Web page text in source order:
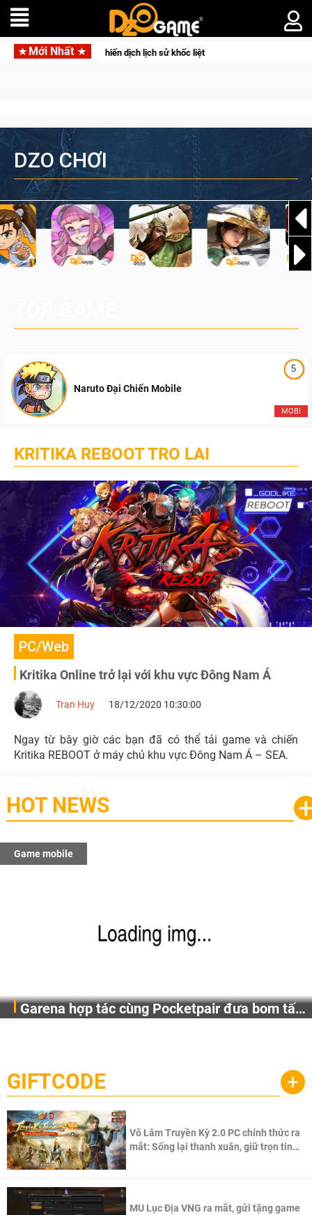
Mới Nhất
bạn vào các chiến dịch lịch sử khốc liệt
DZO CHƠI
5
MOBI
Naruto Đại Chiến Mobile
KRITIKA REBOOT TRO LAI
PC/Web
Kritika Online trở lại với khu vực Đông Nam Á
Tran Huy 18/12/2020 10:30:00
Ngay từ bây giờ các bạn đã có thể tải game và chiến
Kritika REBOOT ở máy chủ khu vực Đông Nam Á – SEA.
HOT NEWS
Game mobile
Garena hợp tác cùng Pocketpair đưa bom tấn
cầu, theo giấy phép chính thức từ công ty game Nhật Bản
Pocketpair, Inc.
GIFTCODE +
Võ Lâm Truyền Kỳ 2.0 PC chính thức ra
mắt: Sống lại thanh xuân, giữ trọn tinh
MU Lục Địa VNG ra mắt, gửi tặng game